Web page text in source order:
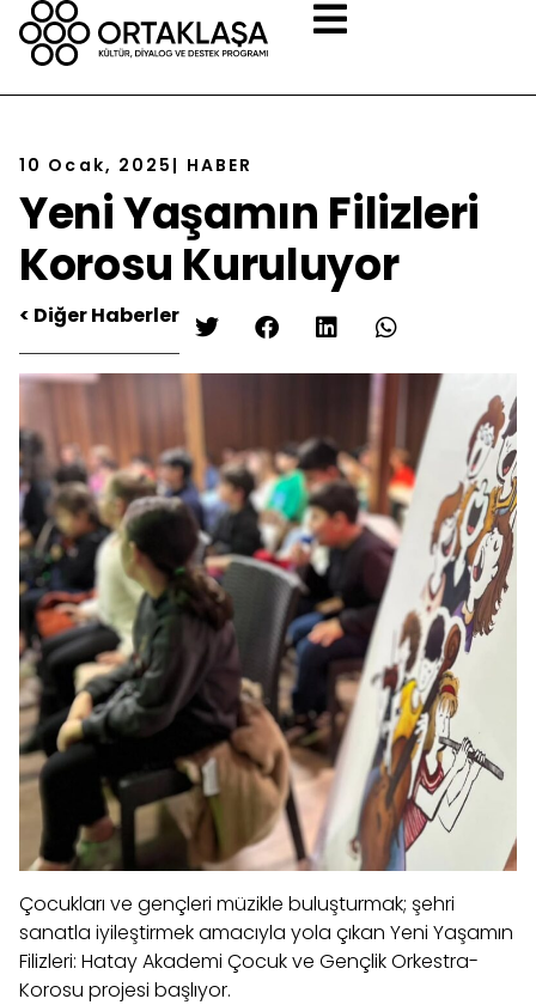
10 Ocak, 2025 | HABER
Yeni Yaşamın Filizleri
Korosu Kuruluyor
< Diğer Haberler
Çocukları ve gençleri müzikle buluşturmak; şehri
sanatla iyileştirmek amacıyla yola çıkan Yeni Yaşamın
Filizleri: Hatay Akademi Çocuk ve Gençlik Orkestra-
Korosu projesi başlıyor.